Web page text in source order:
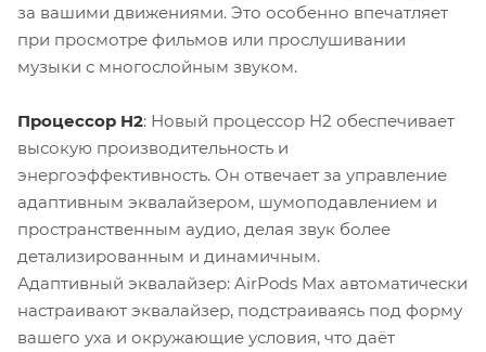
за вашими движениями. Это особенно впечатляет
при просмотре фильмов или прослушивании
музыки с многослойным звуком.
Процессор H2: Новый процессор H2 обеспечивает
высокую производительность и
энергоэффективность. Он отвечает за управление
адаптивным эквалайзером, шумоподавлением и
пространственным аудио, делая звук более
детализированным и динамичным.
Адаптивный эквалайзер: AirPods Max автоматически
настраивают эквалайзер, подстраиваясь под форму
вашего уха и окружающие условия, что даёт